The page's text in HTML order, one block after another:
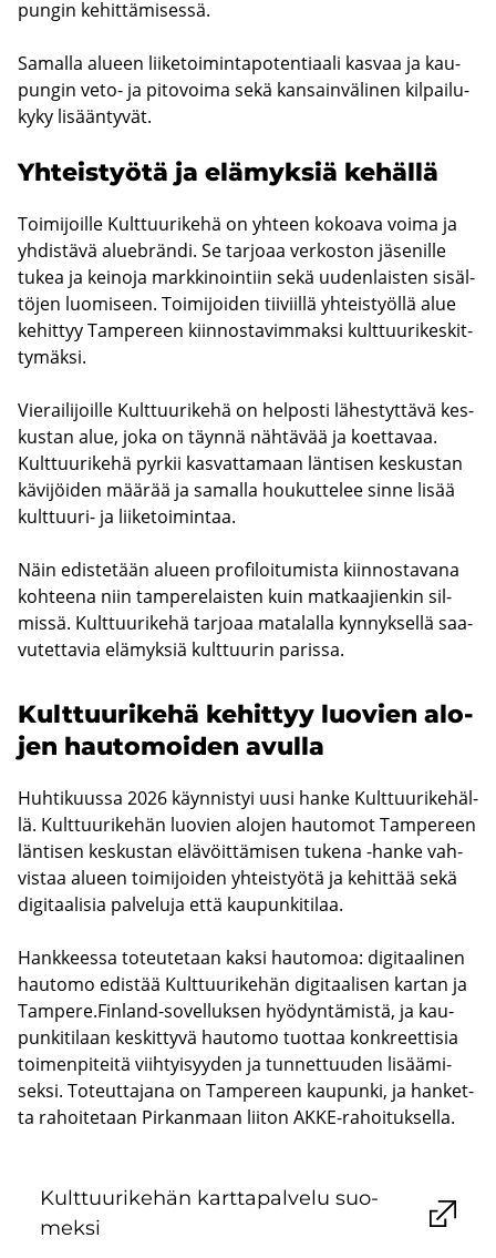
pun­gin ke­hit­tä­mi­ses­sä.
Sa­mal­la alu­een lii­ke­toi­min­ta­po­ten­ti­aa­li kas­vaa ja kau­
pun­gin veto- ja pi­to­voi­ma sekä kan­sain­vä­li­nen kil­pai­lu­
ky­ky li­sään­ty­vät.
Yh­teis­työ­tä ja elä­myk­siä ke­häl­lä
Toi­mi­joil­le Kult­tuu­ri­ke­hä on yh­teen ko­koa­va voima ja
yh­dis­tä­vä aluebrän­di. Se tar­jo­aa ver­kos­ton jä­se­nil­le
tukea ja kei­no­ja mark­ki­noin­tiin sekä uu­den­lais­ten si­säl­
tö­jen luo­mi­seen. Toi­mi­joi­den tii­viil­lä yh­teis­työl­lä alue
ke­hit­tyy Tam­pe­reen kiin­nos­ta­vim­mak­si kult­tuu­ri­kes­kit­
ty­mäk­si.
Vie­rai­li­joil­le Kult­tuu­ri­ke­hä on hel­pos­ti lä­hes­tyt­tä­vä kes­
kus­tan alue, joka on täyn­nä näh­tä­vää ja koet­ta­vaa.
Kult­tuu­ri­ke­hä pyr­kii kas­vat­ta­maan län­ti­sen kes­kus­tan
kä­vi­jöi­den mää­rää ja sa­mal­la hou­kut­te­lee sinne lisää
kulttuuri-​ ja lii­ke­toi­min­taa.
Näin edis­te­tään alu­een pro­fi­loi­tu­mis­ta kiin­nos­ta­va­na
koh­tee­na niin tam­pe­re­lais­ten kuin mat­kaa­jien­kin sil­
mis­sä. Kult­tuu­ri­ke­hä tar­jo­aa ma­ta­lal­la kyn­nyk­sel­lä saa­
vu­tet­ta­via elä­myk­siä kult­tuu­rin pa­ris­sa.
Kult­tuu­ri­ke­hä ke­hit­tyy luo­vien alo­
jen hau­to­moi­den avul­la
Huh­ti­kuus­sa 2026 käyn­nis­tyi uusi hanke Kult­tuu­ri­ke­häl­
lä. Kult­tuu­ri­ke­hän luo­vien alo­jen hau­to­mot Tam­pe­reen
län­ti­sen kes­kus­tan elä­vöit­tä­mi­sen tu­ke­na -​hanke vah­
vis­taa alu­een toi­mi­joi­den yh­teis­työ­tä ja ke­hit­tää sekä
di­gi­taa­li­sia pal­ve­lu­ja että kau­pun­ki­ti­laa.
Hank­kees­sa to­teu­te­taan kaksi hau­to­moa: di­gi­taa­li­nen
hau­to­mo edis­tää Kult­tuu­ri­ke­hän di­gi­taa­li­sen kar­tan ja
Tam­pe­re.Finland-​sovelluksen hyö­dyn­tä­mis­tä, ja kau­
pun­ki­ti­laan kes­kit­ty­vä hau­to­mo tuot­taa kon­kreet­ti­sia
toi­men­pi­tei­tä viih­tyi­syy­den ja tun­net­tuu­den li­sää­mi­
sek­si. To­teut­ta­ja­na on Tam­pe­reen kau­pun­ki, ja han­ket­
ta ra­hoi­te­taan Pir­kan­maan lii­ton AKKE-​rahoituksella.
Kult­tuu­ri­ke­hän kart­ta­pal­ve­lu suo­
mek­si